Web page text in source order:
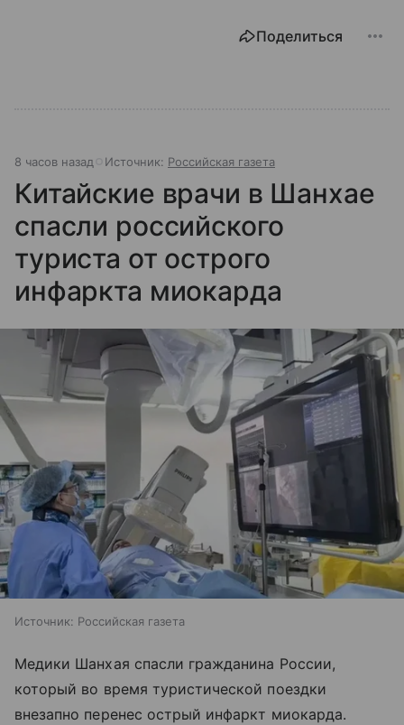
Поделиться
8 часов назад Источник: Российская газета
Китайские врачи в Шанхае
спасли российского
туриста от острого
инфаркта миокарда
Источник: Российская газета
Медики Шанхая спасли гражданина России,
который во время туристической поездки
внезапно перенес острый инфаркт миокарда.